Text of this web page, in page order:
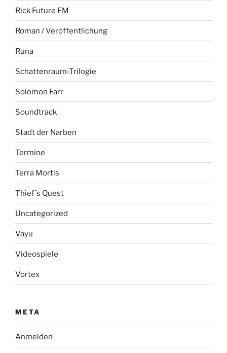
Rick Future FM
Roman / Veröffentlichung
Runa
Schattenraum-Trilogie
Solomon Farr
Soundtrack
Stadt der Narben
Termine
Terra Mortis
Thief´s Quest
Uncategorized
Vayu
Videospiele
Vortex
META
Anmelden